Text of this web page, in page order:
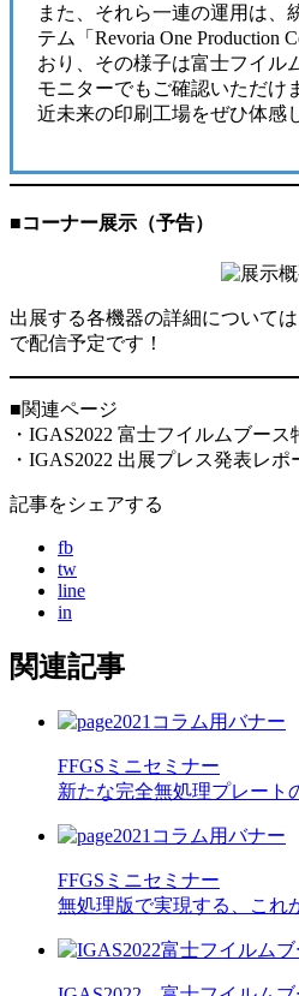
また、それら一連の運用は、
テム「Revoria One Production
おり、その様子は富士フイル
モニターでもご確認いただけ
近未来の印刷工場をぜひ体感
■コーナー展示（予告）
出展する各機器の詳細について
で配信予定です！
■関連ページ
・IGAS2022 富士フイルムブー
・IGAS2022 出展プレス発表レポ
記事をシェアする
fb
tw
line
in
関連記事
FFGSミニセミナー
新たな完全無処理プレート
FFGSミニセミナー
無処理版で実現する、これ